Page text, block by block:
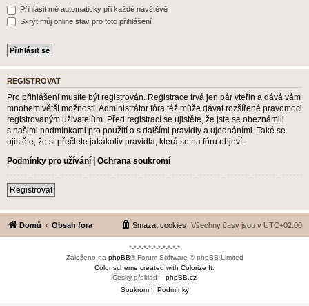
Přihlásit mě automaticky při každé návštěvě
Skrýt můj online stav pro toto přihlášení
REGISTROVAT
Pro přihlášení musíte být registrován. Registrace trvá jen pár vteřin a dává vám
mnohem větší možnosti. Administrátor fóra též může dávat rozšířené pravomoci
registrovaným uživatelům. Před registrací se ujistěte, že jste se obeznámili
s našimi podmínkami pro použití a s dalšími pravidly a ujednáními. Také se
ujistěte, že si přečtete jakákoliv pravidla, která se na fóru objeví.
Podmínky pro užívání | Ochrana soukromí
Registrovat
Domů Obsah fora Všechny časy jsou v UTC+02:00
Smazat cookies
*-*-*-*-*-*-*-*-*-*-*
Založeno na phpBB® Forum Software © phpBB Limited
Color scheme created with Colorize It
Český překlad – phpBB.cz
Soukromí| Podmínky